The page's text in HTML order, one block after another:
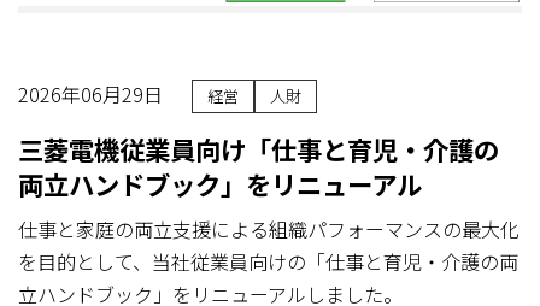
2026年06月29日 経営 人財
三菱電機従業員向け「仕事と育児・介護の
両立ハンドブック」をリニューアル
仕事と家庭の両立支援による組織パフォーマンスの最大化
を目的として、当社従業員向けの「仕事と育児・介護の両
立ハンドブック」をリニューアルしました。